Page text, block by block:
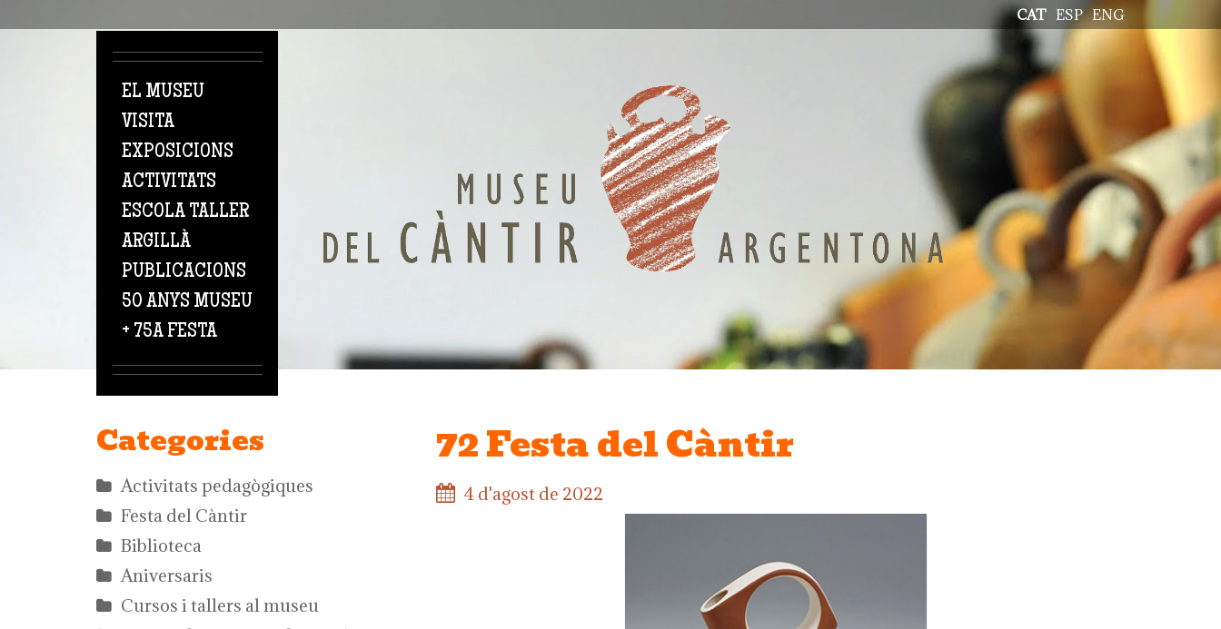
ENG
ESP
CAT
EL MUSEU
VISITA
EXPOSICIONS
ACTIVITATS
ESCOLA TALLER
ARGILLÀ
PUBLICACIONS
50 ANYS MUSEU
+ 75A FESTA
Categories
Activitats pedagògiques
Festa del Càntir
Biblioteca
Aniversaris
Cursos i tallers al museu
72 Festa del Càntir
4 d'agost de 2022